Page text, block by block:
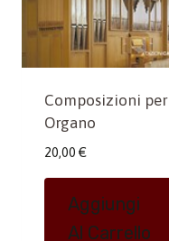
Composizioni per
Organo
20,00 €
Aggiungi
Al Carrello